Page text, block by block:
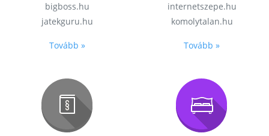
bigboss.hu
jatekguru.hu
Tovább »
internetszepe.hu
komolytalan.hu
Tovább »